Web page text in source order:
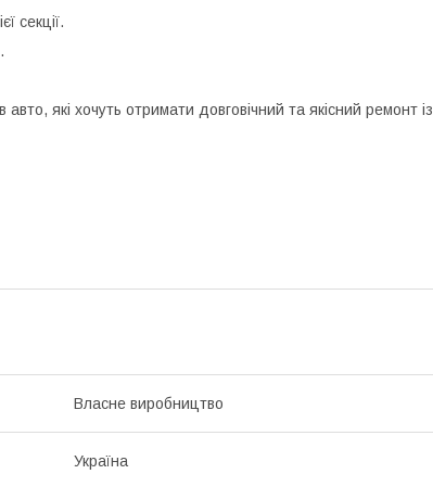
секції.
які хочуть отримати довговічний та якісний ремонт із
Власне виробництво
Україна